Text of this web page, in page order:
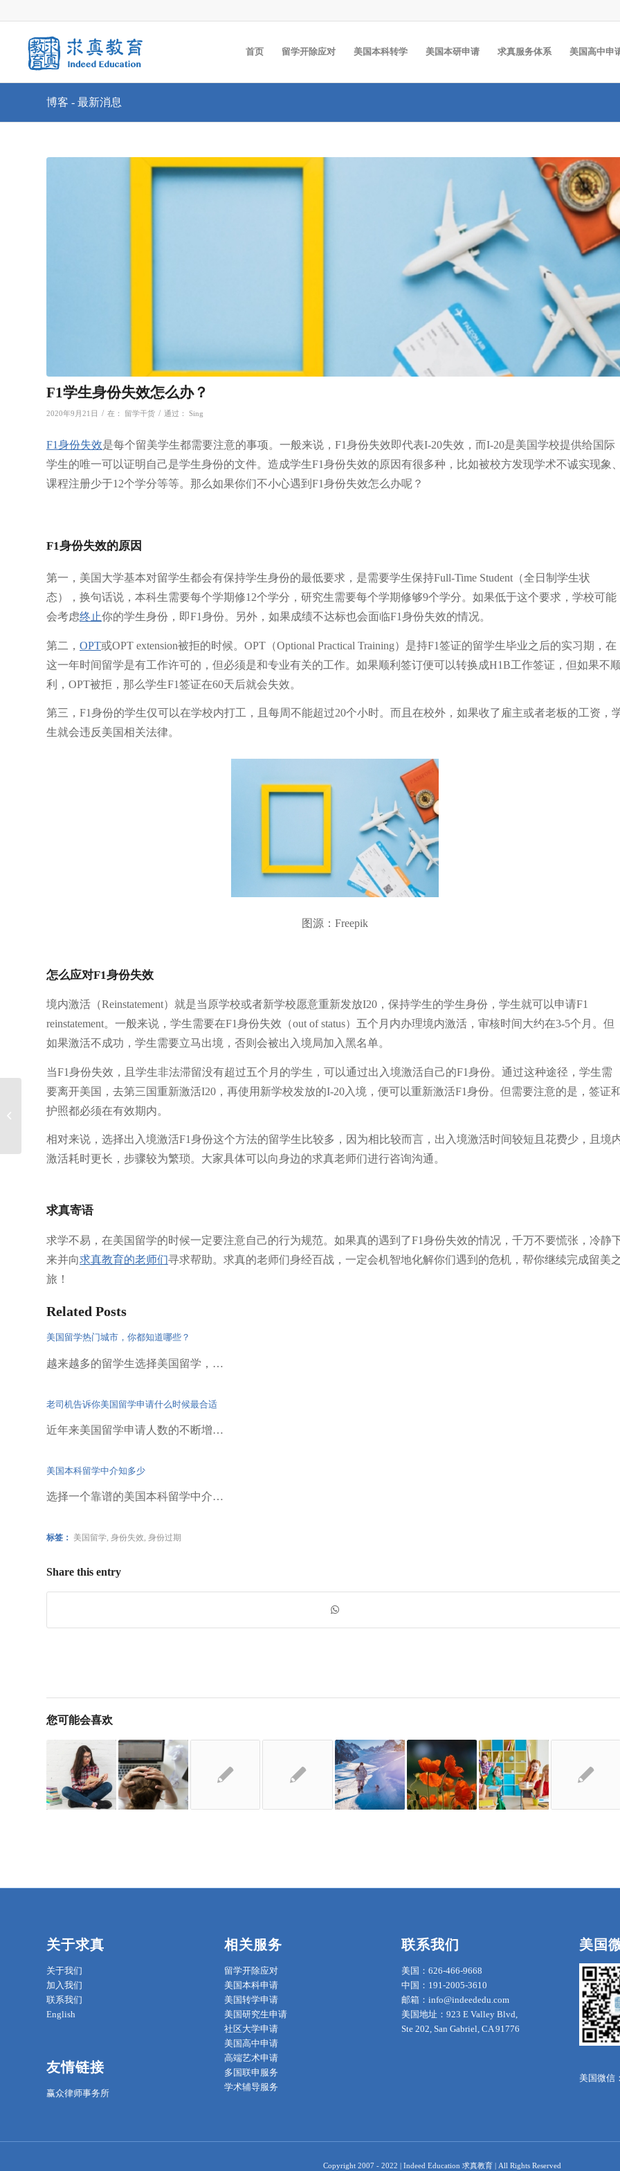
首页 留学开除应对 美国本科转学 美国本研申请 求真服务体系 美国高中申
博客 - 最新消息
F1学生身份失效怎么办？
2020年9月21日 / 在： 留学干货 / 通过： Sing
F1身份失效是每个留美学生都需要注意的事项。一般来说，F1身份失效即代表I-20失效，而I-20是美国学校提供给国际
学生的唯一可以证明自己是学生身份的文件。造成学生F1身份失效的原因有很多种，比如被校方发现学术不诚实现象
课程注册少于12个学分等等。那么如果你们不小心遇到F1身份失效怎么办呢？
F1身份失效的原因
第一，美国大学基本对留学生都会有保持学生身份的最低要求，是需要学生保持Full-Time Student（全日制学生状
态），换句话说，本科生需要每个学期修12个学分，研究生需要每个学期修够9个学分。如果低于这个要求，学校可能
会考虑终止你的学生身份，即F1身份。另外，如果成绩不达标也会面临F1身份失效的情况。
第二， OPT或OPT extension被拒的时候。OPT（Optional Practical Training）是持F1签证的留学生毕业之后的实习期，在
这一年时间留学是有工作许可的，但必须是和专业有关的工作。如果顺利签订便可以转换成H1B工作签证，但如果不
利，OPT被拒，那么学生F1签证在60天后就会失效。
第三，F1身份的学生仅可以在学校内打工，且每周不能超过20个小时。而且在校外，如果收了雇主或者老板的工资，
生就会违反美国相关法律。
图源：Freepik
怎么应对F1身份失效
境内激活（Reinstatement）就是当原学校或者新学校愿意重新发放I20，保持学生的学生身份，学生就可以申请F1
reinstatement。一般来说，学生需要在F1身份失效（out of status）五个月内办理境内激活，审核时间大约在3-5个月。但
如果激活不成功，学生需要立马出境，否则会被出入境局加入黑名单。
当F1身份失效，且学生非法滞留没有超过五个月的学生，可以通过出入境激活自己的F1身份。通过这种途径，学生需
要离开美国，去第三国重新激活I20，再使用新学校发放的I-20入境，便可以重新激活F1身份。但需要注意的是，签证
护照都必须在有效期内。
相对来说，选择出入境激活F1身份这个方法的留学生比较多，因为相比较而言，出入境激活时间较短且花费少，且境
激活耗时更长，步骤较为繁琐。大家具体可以向身边的求真老师们进行咨询沟通。
求真寄语
求学不易，在美国留学的时候一定要注意自己的行为规范。如果真的遇到了F1身份失效的情况，千万不要慌张，冷静
来并向求真教育的老师们寻求帮助。求真的老师们身经百战，一定会机智地化解你们遇到的危机，帮你继续完成留美
旅！
Related Posts
美国留学热门城市，你都知道哪些？
越来越多的留学生选择美国留学，…
老司机告诉你美国留学申请什么时候最合适
近年来美国留学申请人数的不断增…
美国本科留学中介知多少
选择一个靠谱的美国本科留学中介…
标签： 美国留学, 身份失效, 身份过期
Share this entry
您可能会喜欢
关于求真
关于我们
加入我们
联系我们
English
友情链接
赢众律师事务所
相关服务
留学开除应对
美国本科申请
美国转学申请
美国研究生申请
社区大学申请
美国高中申请
高端艺术申请
多国联申服务
学术辅导服务
联系我们
美国：626-466-9668
中国：191-2005-3610
邮箱：info@indeededu.com
美国地址：923 E Valley Blvd,
Ste 202, San Gabriel, CA 91776
美国
美国微信
Copyright 2007 - 2022 | Indeed Education 求真教育 | All Rights Reserved
美国社区大学转学三大